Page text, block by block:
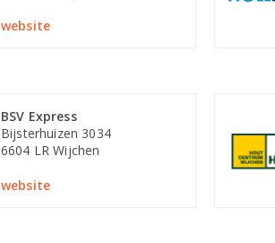
website
BSV Express
Bijsterhuizen 3034
6604 LR Wijchen
website